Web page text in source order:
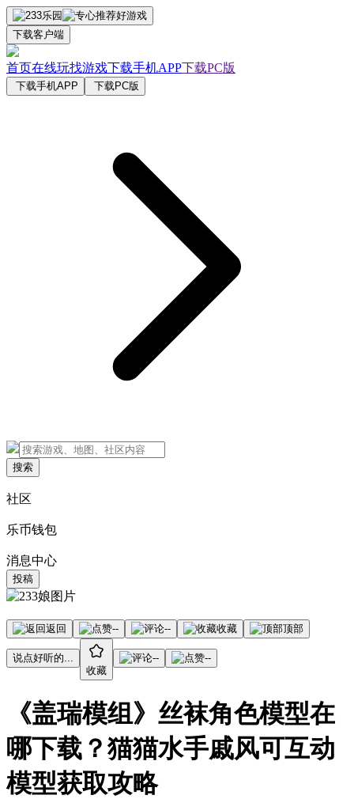
下载客户端
首页在线玩找游戏下载手机APP下载PC版
下载手机APP 下载PC版
搜索
社区
乐币钱包
消息中心
投稿
返回 -- -- 收藏 顶部
说点好听的...
收藏
-- --
《盖瑞模组》丝袜角色模型在
哪下载？猫猫水手戚风可互动
模型获取攻略